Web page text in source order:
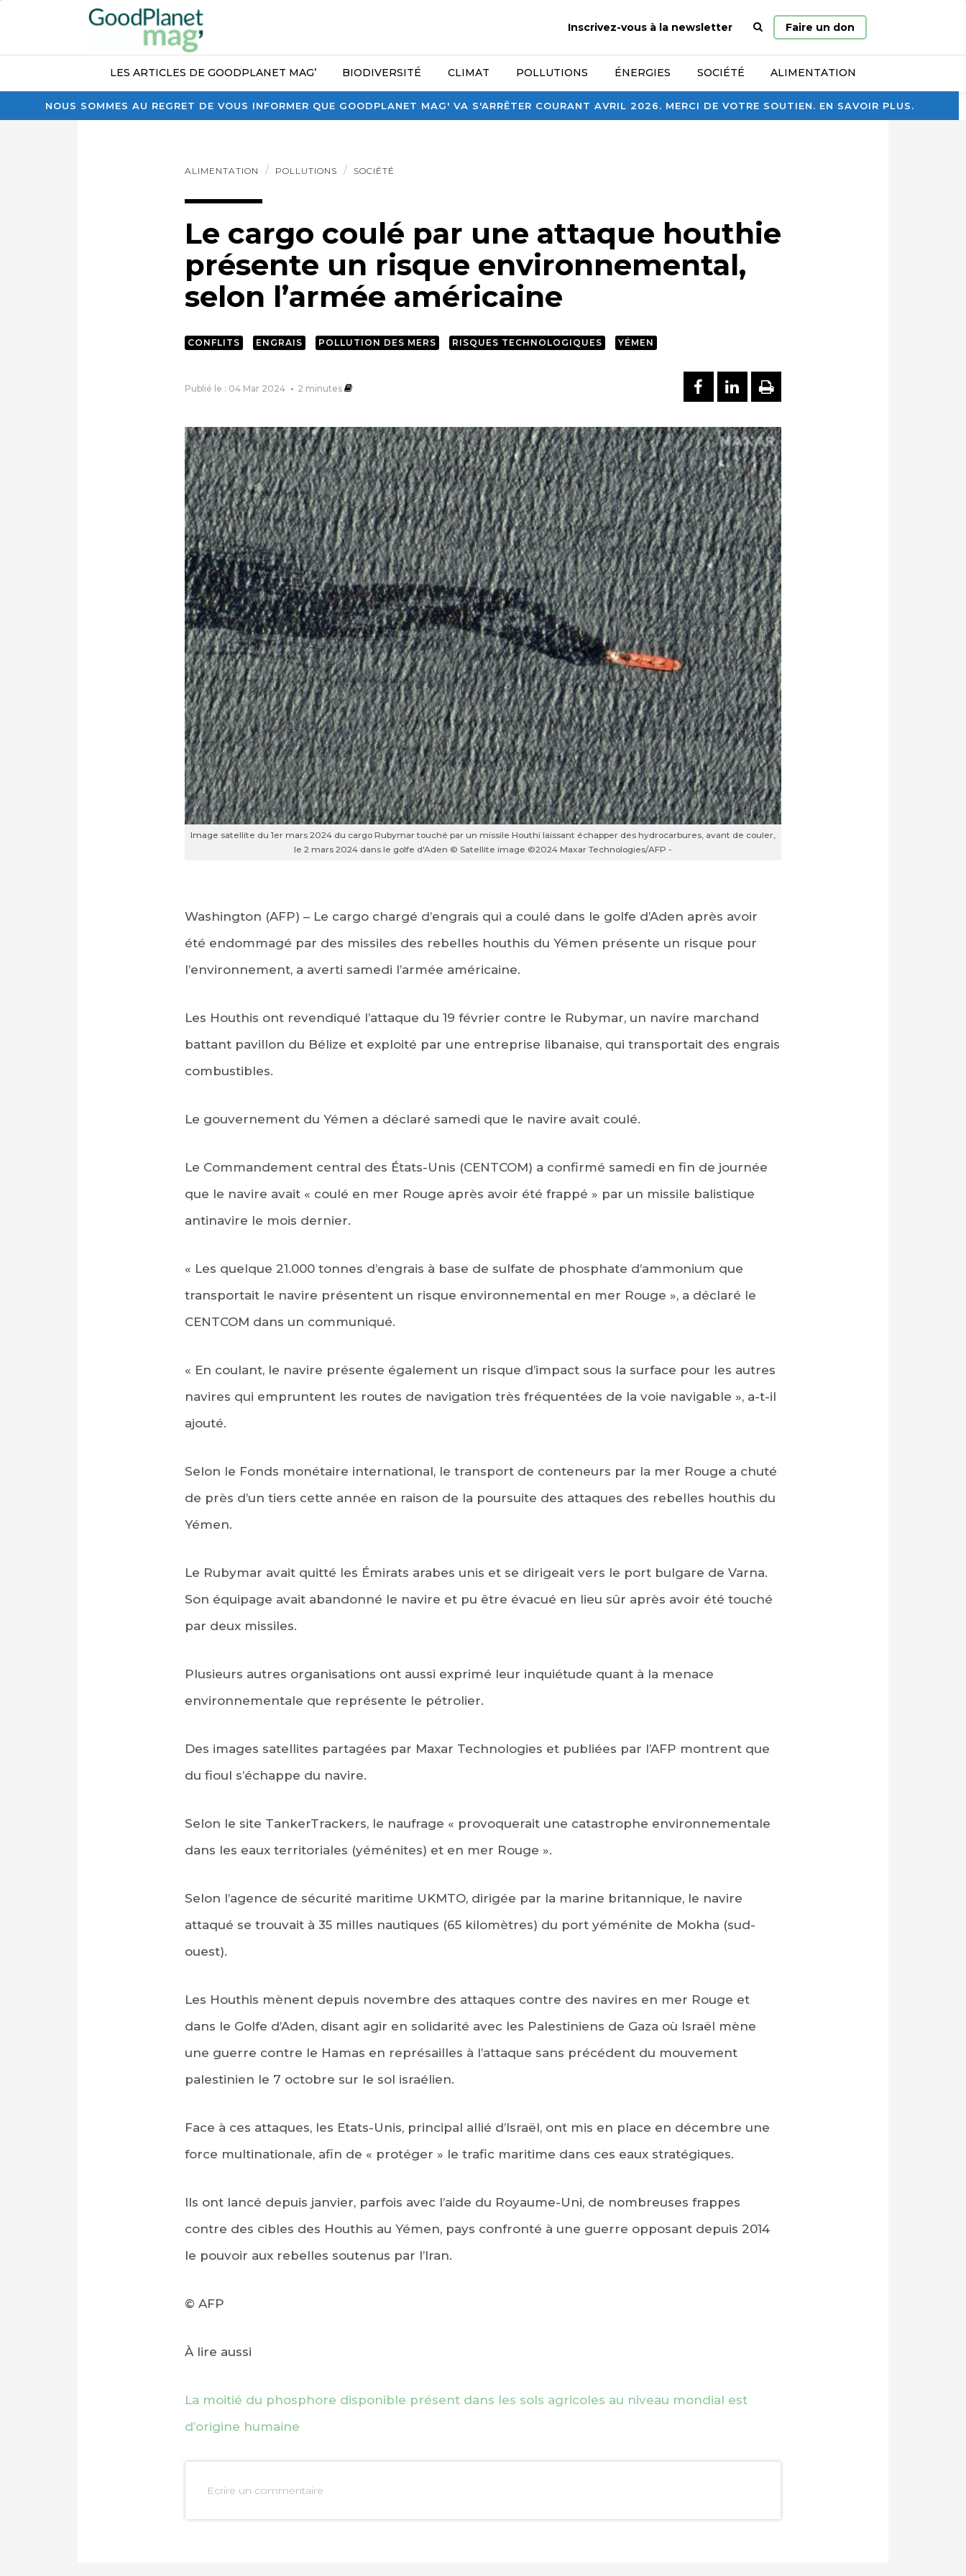
NOUS SOMMES AU REGRET DE VOUS INFORMER QUE GOODPLANET MAG' VA S'ARRÊTER COURANT AVRIL 2026. MERCI DE VOTRE SOUTIEN. EN SAVOIR PLUS.
Inscrivez-vous à la newsletter
Page
d’accueil
Faire un don
LES ARTICLES DE GOODPLANET MAG’ BIODIVERSITÉ CLIMAT POLLUTIONS ÉNERGIES SOCIÉTÉ ALIMENTATION
PARTAGER SUR FACEBOOK
PARTAGER SUR LINKEDIN
ALIMENTATION POLLUTIONS SOCIÉTÉ
Le cargo coulé par une attaque houthie
présente un risque environnemental,
selon l’armée américaine
CONFLITS ENGRAIS POLLUTION DES MERS RISQUES TECHNOLOGIQUES YÉMEN
Publié le : 04 Mar 2024 2 minutes PARTAGER SUR FACEBOOK
PARTAGER SUR
IMPRIMER
Image satellite du 1er mars 2024 du cargo Rubymar touché par un missile Houthi laissant échapper des hydrocarbures, avant de couler,
le 2 mars 2024 dans le golfe d'Aden © Satellite image ©2024 Maxar Technologies/AFP -
Washington (AFP) – Le cargo chargé d’engrais qui a coulé dans le golfe d’Aden après avoir
été endommagé par des missiles des rebelles houthis du Yémen présente un risque pour
l’environnement, a averti samedi l’armée américaine.
Les Houthis ont revendiqué l’attaque du 19 février contre le Rubymar, un navire marchand
battant pavillon du Bélize et exploité par une entreprise libanaise, qui transportait des engrais
combustibles.
Le gouvernement du Yémen a déclaré samedi que le navire avait coulé.
Le Commandement central des États-Unis (CENTCOM) a confirmé samedi en fin de journée
que le navire avait « coulé en mer Rouge après avoir été frappé » par un missile balistique
antinavire le mois dernier.
« Les quelque 21.000 tonnes d’engrais à base de sulfate de phosphate d’ammonium que
transportait le navire présentent un risque environnemental en mer Rouge », a déclaré le
CENTCOM dans un communiqué.
« En coulant, le navire présente également un risque d’impact sous la surface pour les autres
navires qui empruntent les routes de navigation très fréquentées de la voie navigable », a-t-il
ajouté.
Selon le Fonds monétaire international, le transport de conteneurs par la mer Rouge a chuté
de près d’un tiers cette année en raison de la poursuite des attaques des rebelles houthis du
Yémen.
Le Rubymar avait quitté les Émirats arabes unis et se dirigeait vers le port bulgare de Varna.
Son équipage avait abandonné le navire et pu être évacué en lieu sûr après avoir été touché
par deux missiles.
Plusieurs autres organisations ont aussi exprimé leur inquiétude quant à la menace
environnementale que représente le pétrolier.
Des images satellites partagées par Maxar Technologies et publiées par l’AFP montrent que
du fioul s’échappe du navire.
Selon le site TankerTrackers, le naufrage « provoquerait une catastrophe environnementale
dans les eaux territoriales (yéménites) et en mer Rouge ».
Selon l’agence de sécurité maritime UKMTO, dirigée par la marine britannique, le navire
attaqué se trouvait à 35 milles nautiques (65 kilomètres) du port yéménite de Mokha (sud-
ouest).
Les Houthis mènent depuis novembre des attaques contre des navires en mer Rouge et
dans le Golfe d’Aden, disant agir en solidarité avec les Palestiniens de Gaza où Israël mène
une guerre contre le Hamas en représailles à l’attaque sans précédent du mouvement
palestinien le 7 octobre sur le sol israélien.
Face à ces attaques, les Etats-Unis, principal allié d’Israël, ont mis en place en décembre une
force multinationale, afin de « protéger » le trafic maritime dans ces eaux stratégiques.
Ils ont lancé depuis janvier, parfois avec l’aide du Royaume-Uni, de nombreuses frappes
contre des cibles des Houthis au Yémen, pays confronté à une guerre opposant depuis 2014
le pouvoir aux rebelles soutenus par l’Iran.
© AFP
À lire aussi
La moitié du phosphore disponible présent dans les sols agricoles au niveau mondial est
d’origine humaine
Ecrire un commentaire